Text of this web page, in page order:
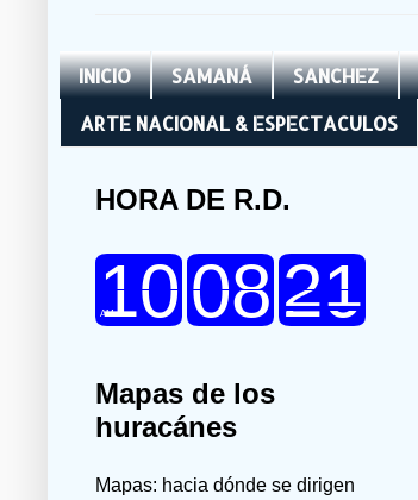
INICIO SAMANÁ SANCHEZ
ARTE NACIONAL & ESPECTACULOS
HORA DE R.D.
Mapas de los
huracánes
Mapas: hacia dónde se dirigen